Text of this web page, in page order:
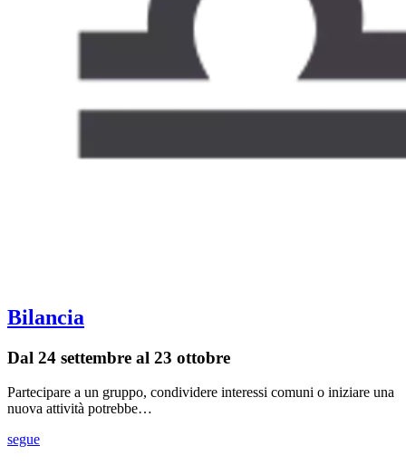
Bilancia
Dal 24 settembre al 23 ottobre
Partecipare a un gruppo, condividere interessi comuni o iniziare una
nuova attività potrebbe…
segue